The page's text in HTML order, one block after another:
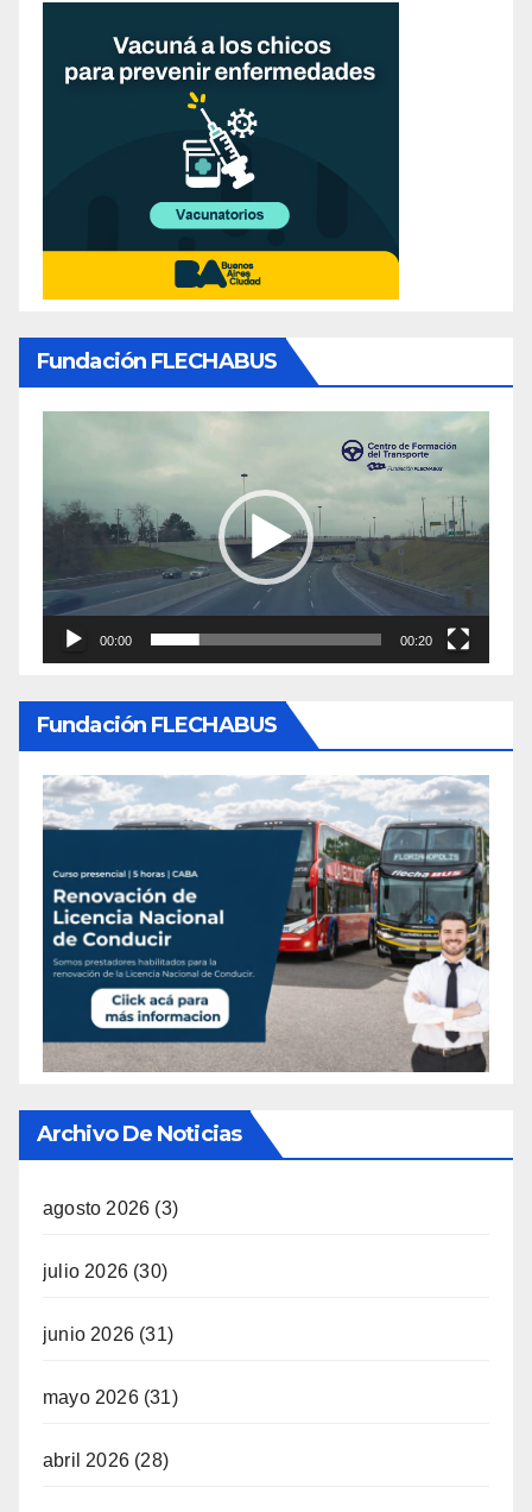
Fundación FLECHABUS
video
00:00 00:20
Fundación FLECHABUS
Archivo De Noticias
agosto 2026 (3)
julio 2026 (30)
junio 2026 (31)
mayo 2026(31)
abril 2026 (28)